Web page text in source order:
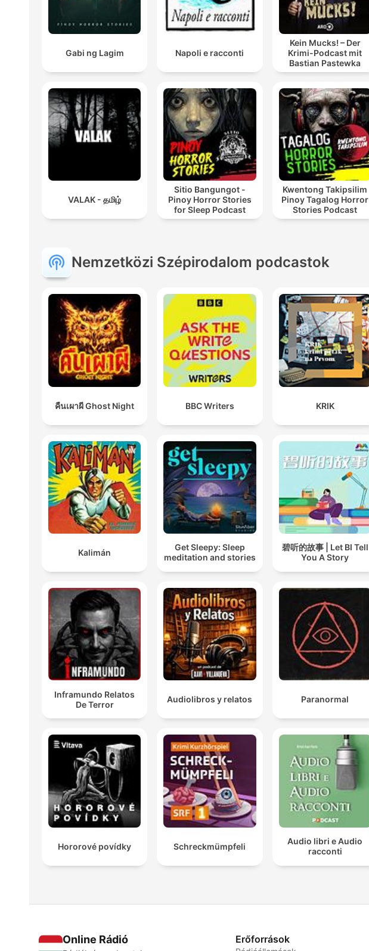
Gabi ng Lagim Napoli e racconti
Kein Mucks! – Der
Krimi-Podcast mit
Bastian Pastewka
VALAK - தமிழ்
Sitio Bangungot -
Pinoy Horror Stories
for Sleep Podcast
Kwentong Takipsilim
Pinoy Tagalog Horror
Stories Podcast
Nemzetközi Szépirodalom podcastok
คืนเผาผี Ghost Night BBC Writers KRIK
Kalimán
Get Sleepy: Sleep
meditation and stories
碧听的故事 | Let BI Tell
You A Story
Inframundo Relatos
De Terror
Audiolibros y relatos Paranormal
Hororové povídky Schreckmümpfeli
Audio libri e Audio
racconti
Online Rádió Erőforrások